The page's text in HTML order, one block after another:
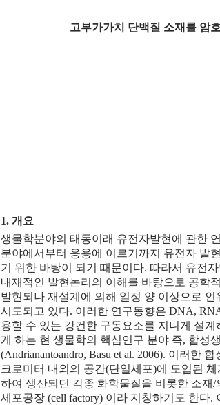
고부가가치 단백질 소재를 암
1. 개요
생물학분야의 태동이래 유전자발현에 관한
분야에서부터 응용에 이르기까지 유전자 발
기 위한 바탕이 되기 때문이다. 따라서 유전
내재적인 발현논리의 이해를 바탕으로 공학
발현되나 재설계에 의해 일정 양 이상으로
시도되고 있다. 이러한 연구동향은 DNA,
용할 수 있는 강건한 구동요소를 지니게 설
게 하는 현 생물학의 핵심연구 분야 즉, 합성
(Andrianantoandro, Basu et al. 2006). 이러한
크로미터 내외의 공간(단일세포)에 도입된
하여 생산되던 각종 화학물질을 비롯한 소재
세포공장 (cell factory) 이라 지칭하기도 한다